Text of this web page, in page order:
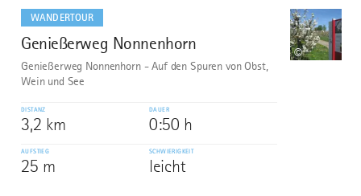
WANDERTOUR
10
Genießerweg Nonnenhorn
©
Genießerweg Nonnenhorn - Auf den Spuren von Obst,
Wein und See
DISTANZ
3,2 km
DAUER
0:50 h
AUFSTIEG
25 m
SCHWIERIGKEIT
leicht
dazu